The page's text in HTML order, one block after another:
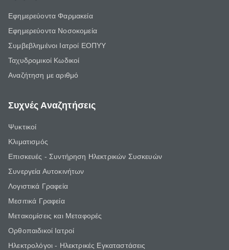
Εφημερεύοντα Φαρμακεία
Εφημερεύοντα Νοσοκομεία
Συμβεβλημένοι Ιατροί ΕΟΠΥΥ
Ταχυδρομικοί Κωδικοί
Αναζήτηση με αριθμό
Συχνές Αναζητήσεις
Ψυκτικοί
Κλιματισμός
Επισκευές - Συντήρηση Ηλεκτρικών Συσκευών
Συνεργεία Αυτοκινήτων
Λογιστικά Γραφεία
Μεσιτικά Γραφεία
Μετακομίσεις και Μεταφορές
Ορθοπαιδικοί Ιατροί
Ηλεκτρολόγοι - Ηλεκτρικές Εγκαταστάσεις